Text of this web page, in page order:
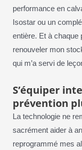
performance en
Isostar ou un
entière. Et à chaque
renouveler mon
qui m’a servi de
S’équiper
prévention
La technologie ne
sacrément aider à
reprogrammé mes